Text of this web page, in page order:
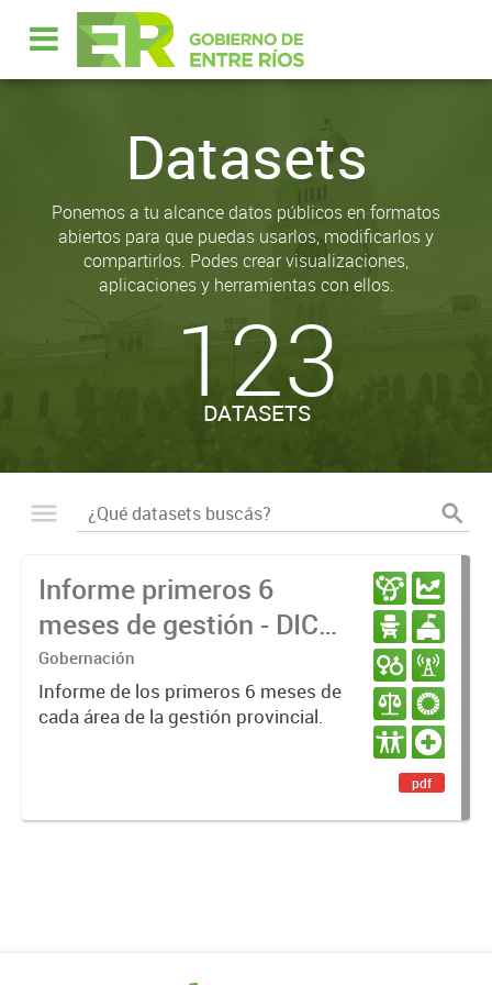
Datasets
Ponemos a tu alcance datos públicos en formatos
abiertos para que puedas usarlos, modificarlos y
compartirlos. Podes crear visualizaciones,
aplicaciones y herramientas con ellos.
123
DATASETS
Informe primeros 6
meses de gestión - DIC
23 / JUN 24
Gobernación
Informe de los primeros 6 meses de
cada área de la gestión provincial.
pdf